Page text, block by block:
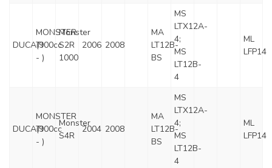
DUCATI
MONSTER
(900cc
- )
Monster
S2R
1000
2006 2008
MA
LT12B-
BS
MS
LTX12A-
4;
MS
LT12B-
4
ML
LFP14
DUCATI
MONSTER
(900cc
- )
Monster
S4R
2004 2008
MA
LT12B-
BS
MS
LTX12A-
4;
MS
LT12B-
4
ML
LFP14